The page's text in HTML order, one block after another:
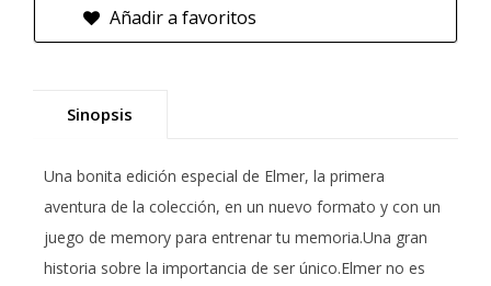
Añadir a favoritos
Sinopsis
Una bonita edición especial de Elmer, la primera
aventura de la colección, en un nuevo formato y con un
juego de memory para entrenar tu memoria.Una gran
historia sobre la importancia de ser único.Elmer no es